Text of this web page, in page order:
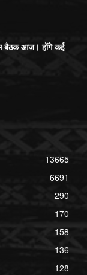
बैठक आज। होंगे कई
13665
6691
290
170
158
136
128